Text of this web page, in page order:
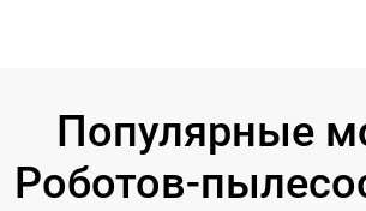
Популярные
Роботов-